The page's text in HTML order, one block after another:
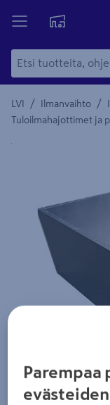
LVI / Ilmanvaihto /
Tuloilmahajottimet ja
Yksityiskohtainen
Parempaa